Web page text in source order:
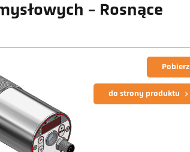
- Rosnące
Pobierz
do strony produktu